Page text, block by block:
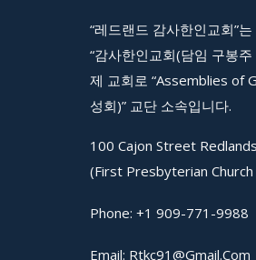
“레드랜드 감사한인교회”
“감사한인교회(담임 구봉
제 교회로 “Assemblies of
성회)” 교단 소속입니다.
100 Cajon Street
(First Presbyterian
Phone: +1 909-771-9988
Email: Rtkc91@gmail.com